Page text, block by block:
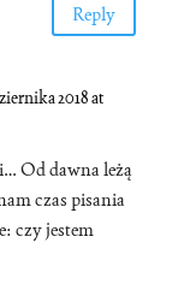
Reply
2018 at
Od dawna leżą
czas pisania
czy jestem